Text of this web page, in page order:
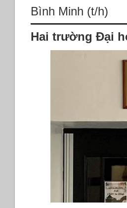
Bình Minh (t/h)
Hai trường Đại